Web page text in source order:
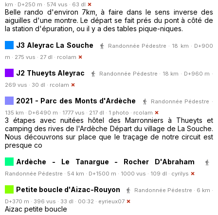
km · D+250 m · 574 vus · 63 dl
Belle rando d'environ 7km, à faire dans le sens inverse des
aiguilles d'une montre. Le départ se fait prés du pont à côté de
la station d'épuration, ou il y a des tables pique-niques.
J3 Aleyrac La Souche
Randonnée Pédestre · 18 km · D+900
m · 275 vus · 27 dl · rcolam
J2 Thueyts Aleyrac
Randonnée Pédestre · 18 km · D+960 m ·
269 vus · 30 dl · rcolam
2021 - Parc des Monts d'Ardèche
Randonnée Pédestre ·
135 km · D+6490 m · 1777 vus · 217 dl · 1 photo · rcolam
3 étapes avec nuitées hôtel des Marronniers à Thueyts et
camping des rives de l'Ardèche Départ du village de La Souche.
Nous découvrons sur place que le traçage de notre circuit est
presque co
Ardèche - Le Tanargue - Rocher D'Abraham
Randonnée Pédestre · 54 km · D+1500 m · 1000 vus · 109 dl · cyrilys
Petite boucle d'Aizac-Rouyon
Randonnée Pédestre · 6 km ·
D+370 m · 396 vus · 33 dl · 00:32 · eyrieux07
Aizac petite boucle